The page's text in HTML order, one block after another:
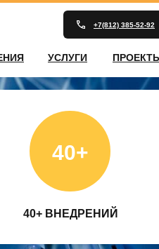
+7(812) 385-52-92
УСЛУГИ
40+ ВНЕДРЕНИЙ
40+